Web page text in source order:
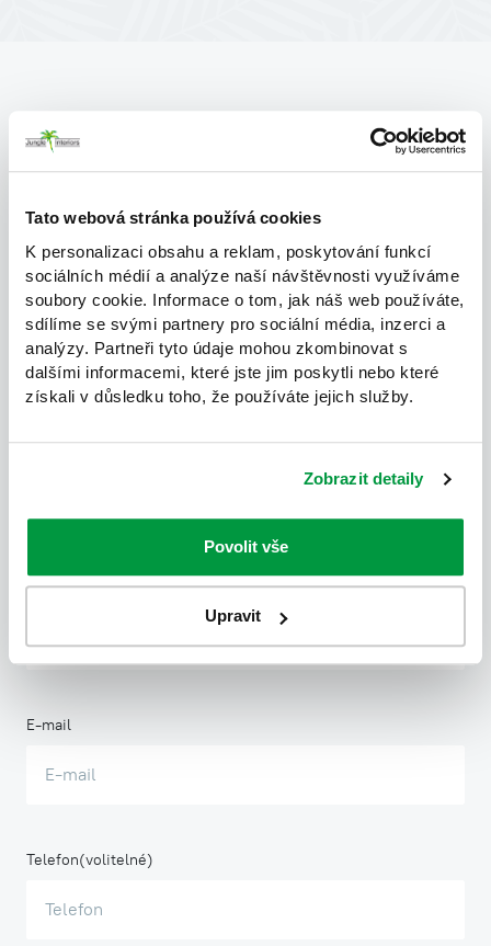
Tato webová stránka používá cookies
K personalizaci obsahu a reklam, poskytování funkcí
sociálních médií a analýze naší návštěvnosti využíváme
soubory cookie. Informace o tom, jak náš web používáte,
sdílíme se svými partnery pro sociální média, inzerci a
analýzy. Partneři tyto údaje mohou zkombinovat s
dalšími informacemi, které jste jim poskytli nebo které
získali v důsledku toho, že používáte jejich služby.
Zobrazit detaily
Povolit vše
Upravit
Máte zájem o konkrétní produkt nebo službu?
Jméno
Název firmy
E-mail
Telefon